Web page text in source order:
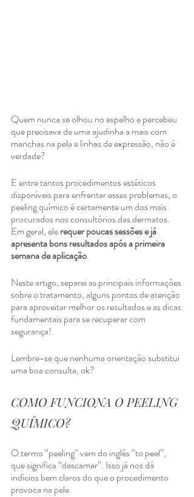
Quem nunca se olhou no espelho e percebeu
que precisava de uma ajudinha a mais com
manchas na pela e linhas de expressão, não é
verdade?
E entre tantos procedimentos estéticos
disponíveis para enfrentar esses problemas, o
peeling químico é certamente um dos mais
procurados nos consultórios das dermatos.
Em geral, ele requer poucas sessões e já
apresenta bons resultados após a primeira
semana de aplicação.
Neste artigo, separei as principais informações
sobre o tratamento, alguns pontos de atenção
para aproveitar melhor os resultados e as dicas
fundamentais para se recuperar com
segurança!
Lembre-se que nenhuma orientação substitui
uma boa consulta, ok?
COMO FUNCIONA O PEELING
QUÍMICO?
O termo “peeling” vem do inglês “to peel”,
que significa “descamar”. Isso já nos dá
indícios bem claros do que o procedimento
provoca na pele.